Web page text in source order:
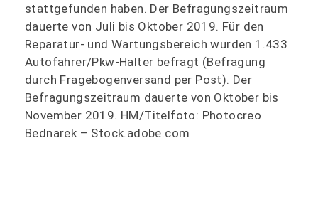
stattgefunden haben. Der Befragungszeitraum
dauerte von Juli bis Oktober 2019. Für den
Reparatur- und Wartungsbereich wurden 1.433
Autofahrer/Pkw-Halter befragt (Befragung
durch Fragebogenversand per Post). Der
Befragungszeitraum dauerte von Oktober bis
November 2019. HM/Titelfoto: Photocreo
Bednarek – Stock.adobe.com